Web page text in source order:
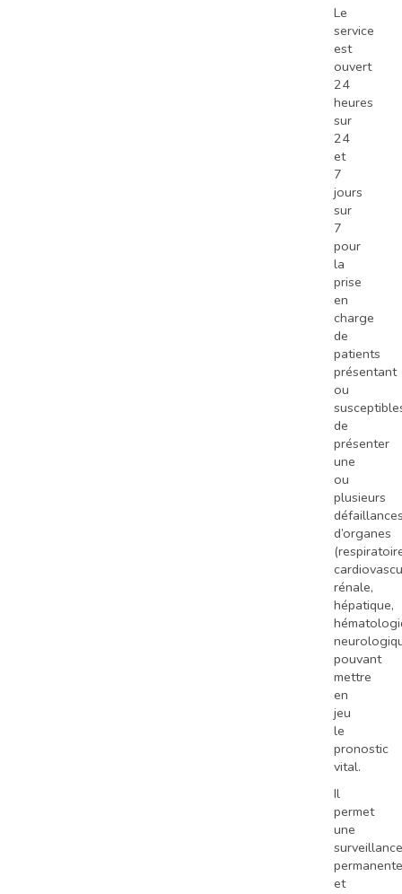
Le
service
est
ouvert
24
heures
sur
24
et
7
jours
sur
7
pour
la
prise
en
charge
de
patients
présentant
ou
de
présenter
une
ou
plusieurs
d’organes
rénale,
hépatique,
pouvant
mettre
en
jeu
le
pronostic
vital.
Il
permet
une
surveillance
permanente
et